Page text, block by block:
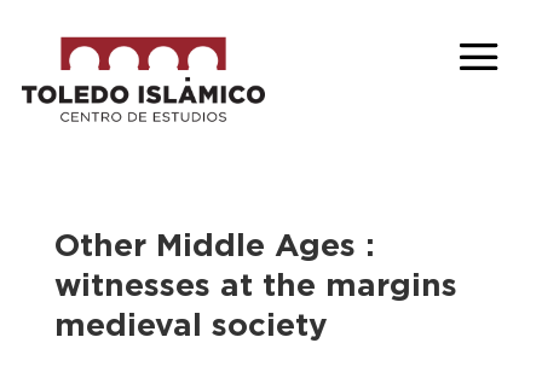
Other Middle Ages :
witnesses at the margins
medieval society